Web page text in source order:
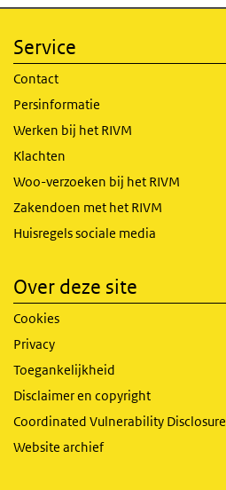
Service
Contact
Persinformatie
Werken bij het RIVM
Klachten
Woo-verzoeken bij het RIVM
Zakendoen met het RIVM
Huisregels sociale media
Over deze site
Cookies
Privacy
Toegankelijkheid
Disclaimer en copyright
Coordinated Vulnerability Disclosure
Website archief